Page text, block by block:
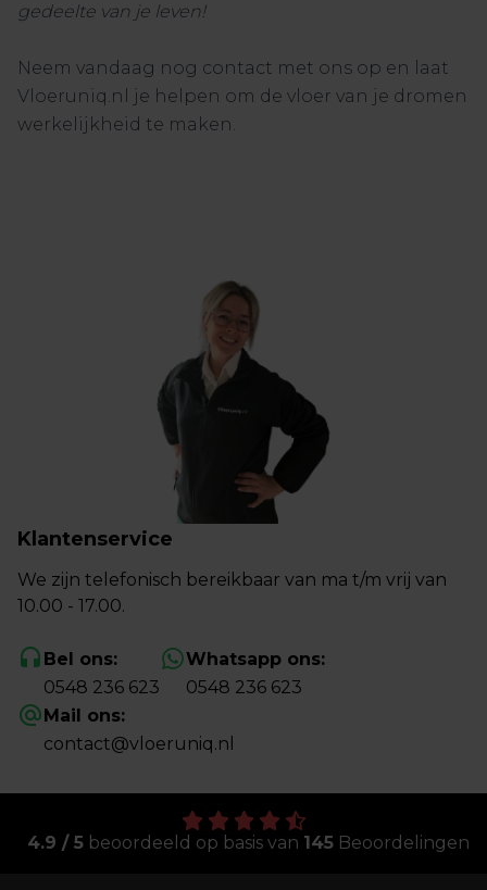
gedeelte van je leven!
Neem vandaag nog contact met ons op en laat
Vloeruniq.nl je helpen om de vloer van je dromen
werkelijkheid te maken.
Klantenservice
We zijn telefonisch bereikbaar van ma t/m vrij van
10.00 - 17.00.
Bel ons:
0548 236 623
Whatsapp ons:
0548 236 623
Mail ons:
contact@vloeruniq.nl
4.9 / 5beoordeeld op basis van 145Beoordelingen